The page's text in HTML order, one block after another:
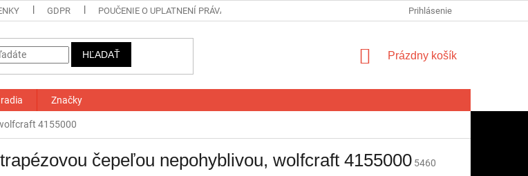
GDPR POUČENIE O UPLATNENÍ PRÁVA SPOTREBITEĽA NA ODSTÚPENIE OD ZMLUVY FORMULÁR NA
Prihlásenie
HĽADAŤ
NÁKUPNÝ
Prázdny košík
Značky
4155000
čepeľou nepohyblivou, wolfcraft 4155000 5460